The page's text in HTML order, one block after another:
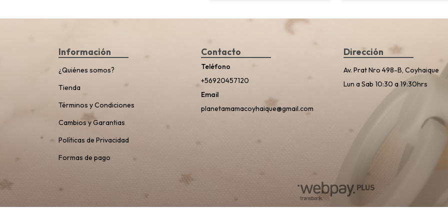
Información
¿Quiénes somos?
Tienda
Términos y Condiciones
Cambios y Garantias
Políticas de Privacidad
Formas de pago
Contacto
Teléfono
+56920457120
Email
planetamamacoyhaique@gmail.com
Dirección
Av. Prat Nro 498-B, Coyhaique
Lun a Sab 10:30 a 19:30hrs